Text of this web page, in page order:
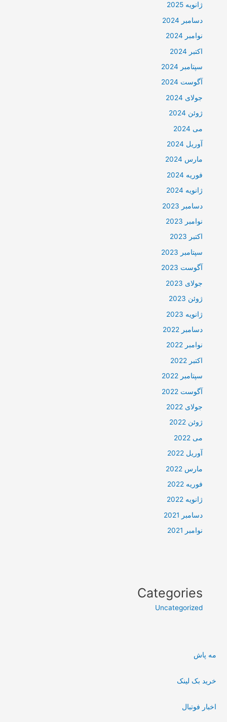
ژانویه 2025
دسامبر 2024
نوامبر 2024
اکتبر 2024
سپتامبر 2024
آگوست 2024
جولای 2024
ژوئن 2024
می 2024
آوریل 2024
مارس 2024
فوریه 2024
ژانویه 2024
دسامبر 2023
نوامبر 2023
اکتبر 2023
سپتامبر 2023
آگوست 2023
جولای 2023
ژوئن 2023
ژانویه 2023
دسامبر 2022
نوامبر 2022
اکتبر 2022
سپتامبر 2022
آگوست 2022
جولای 2022
ژوئن 2022
می 2022
آوریل 2022
مارس 2022
فوریه 2022
ژانویه 2022
دسامبر 2021
نوامبر 2021
Categories
Uncategorized
مه پاش
خرید بک لینک
اخبار فوتبال